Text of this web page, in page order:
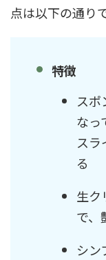
点は以下の通り
特徴
ス
なっ
ス
る
生ク
で、
シン